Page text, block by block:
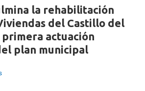
la rehabilitación
del Castillo del
primera actuación
plan municipal